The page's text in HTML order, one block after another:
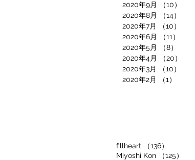
2020年9月
（10）
2020年8月
（14）
2020年7月
（10）
2020年6月
（11）
2020年5月
（8）
2020年4月
（20）
2020年3月
（10）
2020年2月
（1）
fillheart （136）
Miyoshi Kon
（125）